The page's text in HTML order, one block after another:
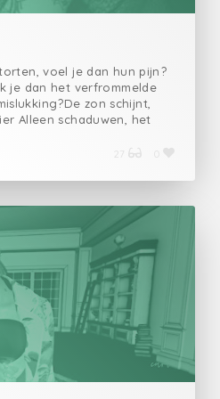
voel je dan hun pijn?
je dan het verfrommelde
zon schijnt,
Alleen schaduwen, het